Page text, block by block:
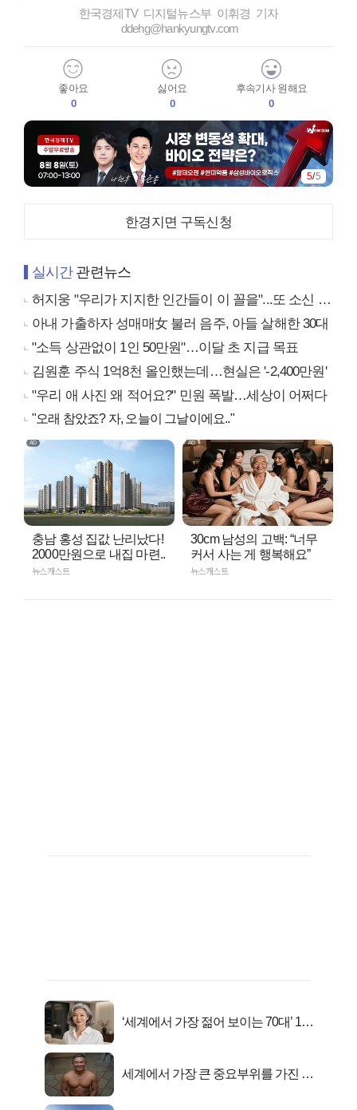
한국경제TV 디지털뉴스부 이휘경 기자
ddehg@hankyungtv.com
좋아요
0
싫어요
0
후속기사 원해요
0
5/5
한경지면 구독신청
실시간관련뉴스
허지웅 "우리가 지지한 인간들이 이 꼴을"...또 소신 발언
아내 가출하자 성매매女 불러 음주, 아들 살해한 30대
"소득 상관없이 1인 50만원"…이달 초 지급 목표
김원훈 주식 1억8천 올인했는데…현실은 '-2,400만원'
"우리 애 사진 왜 적어요?" 민원 폭발…세상이 어쩌다
"오래 참았죠? 자, 오늘이 그날이에요.."
충남 홍성 집값 난리났다!
2000만원으로 내집 마련..
뉴스캐스트
30cm 남성의 고백: “너무
커서 사는 게 행복해요”
뉴스캐스트
‘세계에서 가장 젊어 보이는 70대’ 1위
세계에서 가장 큰 중요부위를 가진 남